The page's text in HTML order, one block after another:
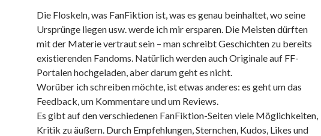
Die Floskeln, was FanFiktion ist, was es genau beinhaltet, wo seine
Ursprünge liegen usw. werde ich mir ersparen. Die Meisten dürften
mit der Materie vertraut sein – man schreibt Geschichten zu bereits
existierenden Fandoms. Natürlich werden auch Originale auf FF-
Portalen hochgeladen, aber darum geht es nicht.
Worüber ich schreiben möchte, ist etwas anderes: es geht um das
Feedback, um Kommentare und um Reviews.
Es gibt auf den verschiedenen FanFiktion-Seiten viele Möglichkeiten,
Kritik zu äußern. Durch Empfehlungen, Sternchen, Kudos, Likes und